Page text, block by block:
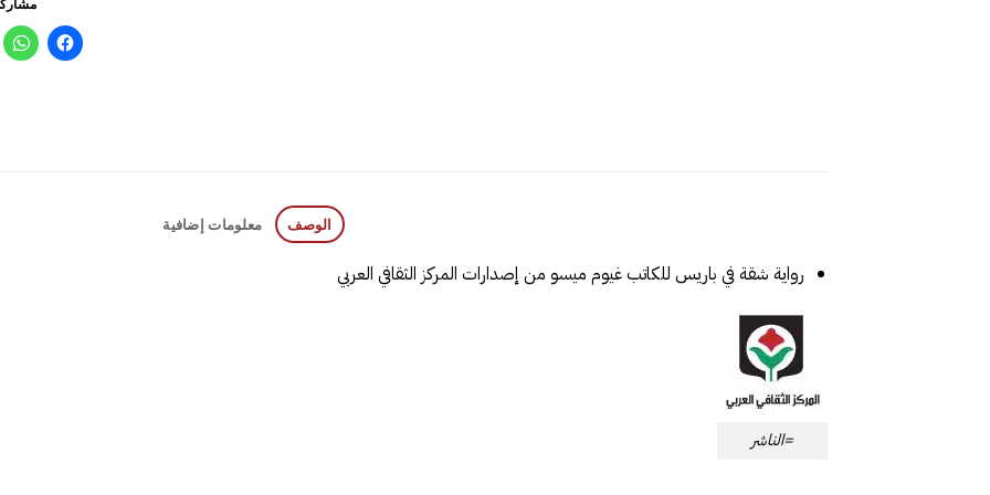
الوصف معلومات إضافية
رواية شقة في باريس‎ للكاتب غيوم ميسو‎ من إصدارات المركز الثقافي العربي
=الناشر